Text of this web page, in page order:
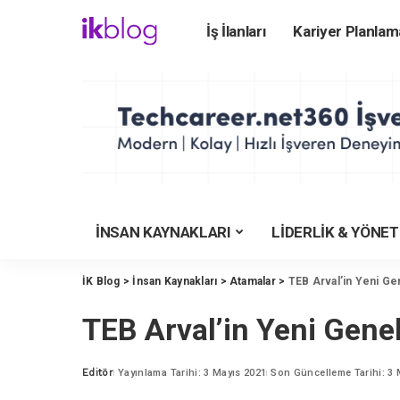
İş İlanları Kariyer
Üniversite Rehberi
Üniversiteler
Üniversite
Meslekler Rehberi
YKS Puan
İNSAN KAYNAKLARI LİDERLİK &
İK Blog > İnsan Kaynakları > Atamalar> TEB Arval’in Yeni
TEB Arval’in Yeni
Posted
Editör Yayınlama Tarihi: 3 Mayıs 2021 Son Güncelleme Tarihi: 3